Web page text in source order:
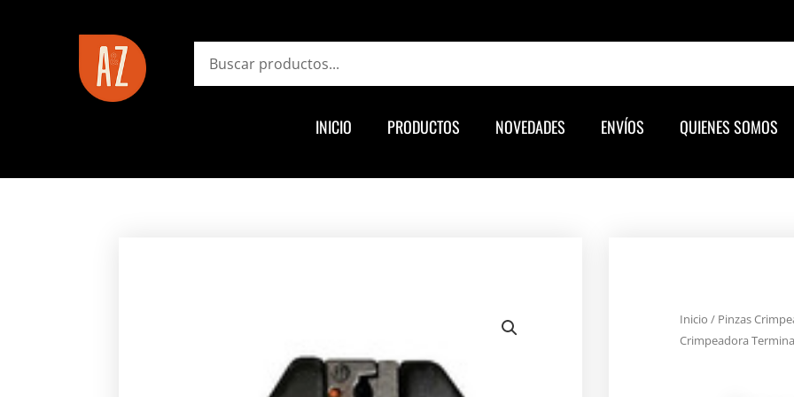
INICIO PRODUCTOS NOVEDADES ENVÍOS QUIENES SOMOS
Inicio / Pinzas
Crimpeadora